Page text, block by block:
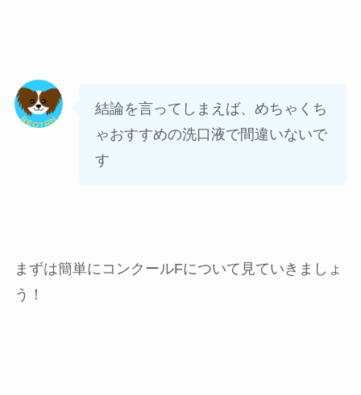
結論を言ってしまえば、めちゃくち
ゃおすすめの洗口液で間違いないで
す
まずは簡単にコンクールFについて見ていきましょ
う！